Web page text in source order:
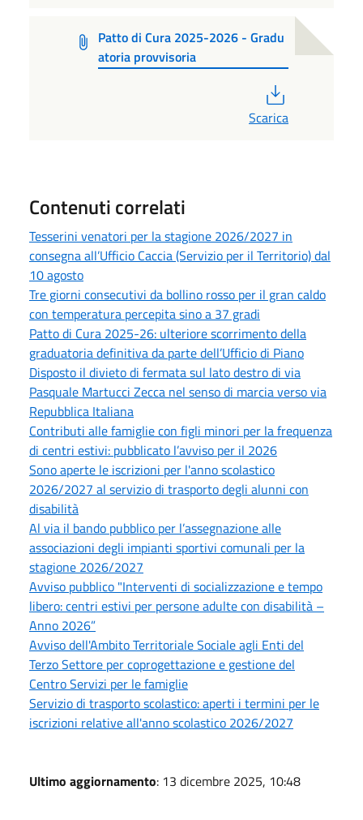
Patto di Cura 2025-2026 - Gradu
atoria provvisoria
Scarica
Contenuti correlati
Tesserini venatori per la stagione 2026/2027 in
consegna all’Ufficio Caccia (Servizio per il Territorio) dal
10 agosto
Tre giorni consecutivi da bollino rosso per il gran caldo
con temperatura percepita sino a 37 gradi
Patto di Cura 2025-26: ulteriore scorrimento della
graduatoria definitiva da parte dell’Ufficio di Piano
Disposto il divieto di fermata sul lato destro di via
Pasquale Martucci Zecca nel senso di marcia verso via
Repubblica Italiana
Contributi alle famiglie con figli minori per la frequenza
di centri estivi: pubblicato l’avviso per il 2026
Sono aperte le iscrizioni per l'anno scolastico
2026/2027 al servizio di trasporto degli alunni con
disabilità
Al via il bando pubblico per l’assegnazione alle
associazioni degli impianti sportivi comunali per la
stagione 2026/2027
Avviso pubblico "Interventi di socializzazione e tempo
libero: centri estivi per persone adulte con disabilità –
Anno 2026”
Avviso dell'Ambito Territoriale Sociale agli Enti del
Terzo Settore per coprogettazione e gestione del
Centro Servizi per le famiglie
Servizio di trasporto scolastico: aperti i termini per le
iscrizioni relative all'anno scolastico 2026/2027
Ultimo aggiornamento: 13 dicembre 2025, 10:48